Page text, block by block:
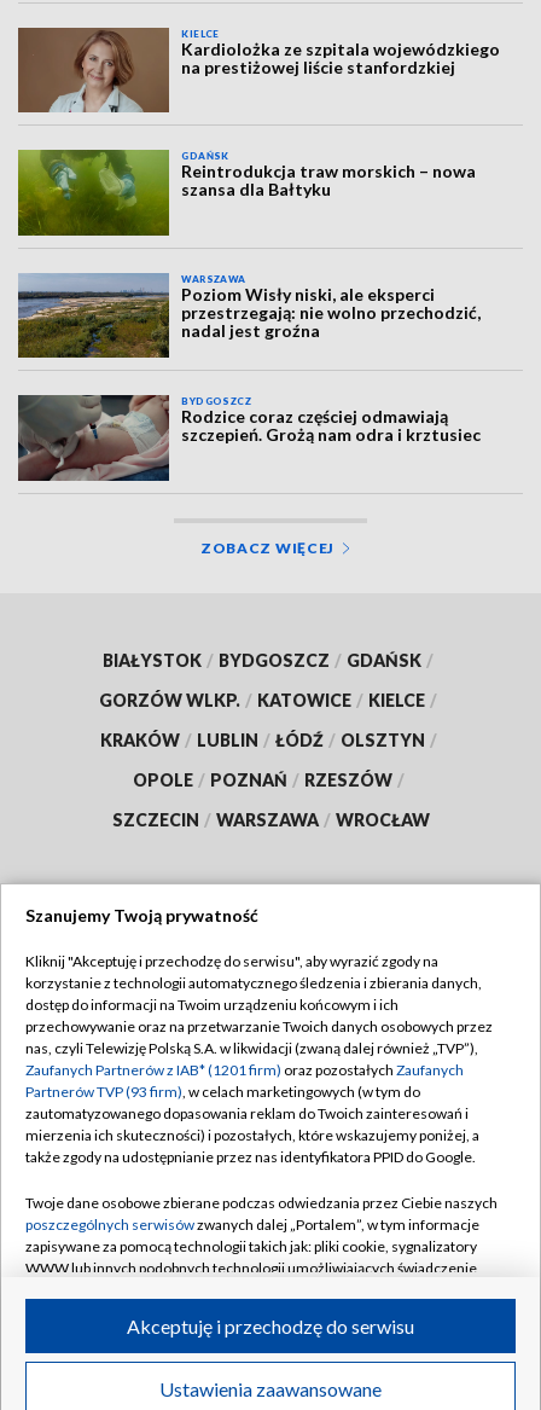
KIELCE
Kardiolożka ze szpitala wojewódzkiego
na prestiżowej liście stanfordzkiej
GDAŃSK
Reintrodukcja traw morskich – nowa
szansa dla Bałtyku
WARSZAWA
Poziom Wisły niski, ale eksperci
przestrzegają: nie wolno przechodzić,
nadal jest groźna
BYDGOSZCZ
Rodzice coraz częściej odmawiają
szczepień. Grożą nam odra i krztusiec
ZOBACZ WIĘCEJ
BIAŁYSTOK / BYDGOSZCZ / GDAŃSK /
GORZÓW WLKP. / KATOWICE / KIELCE /
KRAKÓW / LUBLIN / ŁÓDŹ / OLSZTYN /
OPOLE / POZNAŃ / RZESZÓW /
SZCZECIN / WARSZAWA / WROCŁAW
TVP
Abonament TVP
Emisja w TVP
Centrum informacji TVP
Naziemna Telewizja Cyfrowa
Rada Programowa
System NOS
Informacje o nadawcy
Program dla prasy
Regulamin TVP
Polityka prywatności
Moje zgody
Pomoc
Kontakt
Kanały
©2026 Telewizja Polska S.A. w likwidacji
Szanujemy Twoją prywatność
Kliknij "Akceptuję i przechodzę do serwisu", aby wyrazić zgody na
korzystanie z technologii automatycznego śledzenia i zbierania danych,
dostęp do informacji na Twoim urządzeniu końcowym i ich
przechowywanie oraz na przetwarzanie Twoich danych osobowych przez
nas, czyli Telewizję Polską S.A. w likwidacji (zwaną dalej również „TVP”),
Zaufanych Partnerów z IAB* (1201 firm) oraz pozostałych Zaufanych
Partnerów TVP (93 firm), w celach marketingowych (w tym do
zautomatyzowanego dopasowania reklam do Twoich zainteresowań i
mierzenia ich skuteczności) i pozostałych, które wskazujemy poniżej, a
także zgody na udostępnianie przez nas identyfikatora PPID do Google.
Twoje dane osobowe zbierane podczas odwiedzania przez Ciebie naszych
poszczególnych serwisówzwanych dalej „Portalem”, w tym informacje
zapisywane za pomocą technologii takich jak: pliki cookie, sygnalizatory
WWW lub innych podobnych technologii umożliwiających świadczenie
ruchu w Internecie.
Twoje dane osobowe zbierane podczas odwiedzania przez Ciebie
poszczególnych serwisówna Portalu, takie jak adresy IP, identyfikatory
Ustawienia zaawansowane
Akceptuję i przechodzę do serwisu